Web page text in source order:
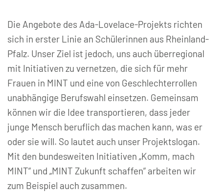
Die Angebote des Ada-Lovelace-Projekts richten
sich in erster Linie an Schülerinnen aus Rheinland-
Pfalz. Unser Ziel ist jedoch, uns auch überregional
mit Initiativen zu vernetzen, die sich für mehr
Frauen in MINT und eine von Geschlechterrollen
unabhängige Berufswahl einsetzen. Gemeinsam
können wir die Idee transportieren, dass jeder
junge Mensch beruflich das machen kann, was er
oder sie will. So lautet auch unser Projektslogan.
Mit den bundesweiten Initiativen „Komm, mach
MINT“ und „MINT Zukunft schaffen“ arbeiten wir
zum Beispiel auch zusammen.